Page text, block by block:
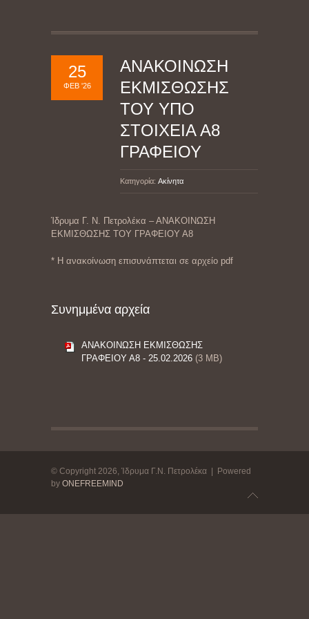
25
ΦΕΒ '26
ΑΝΑΚΟΙΝΩΣΗ
ΕΚΜΙΣΘΩΣΗΣ
ΤΟΥ ΥΠΟ
ΣΤΟΙΧΕΙΑ Α8
ΓΡΑΦΕΙΟΥ
Κατηγορία: Ακίνητα
Ίδρυμα Γ. Ν. Πετρολέκα – ΑΝΑΚΟΙΝΩΣΗ
ΕΚΜΙΣΘΩΣΗΣ ΤΟΥ ΓΡΑΦΕΙΟΥ Α8
* Η ανακοίνωση επισυνάπτεται σε αρχείο pdf
Συνημμένα αρχεία
ΑΝΑΚΟΙΝΩΣΗ ΕΚΜΙΣΘΩΣΗΣ
ΓΡΑΦΕΙΟΥ Α8 - 25.02.2026 (3 MB)
© Copyright 2026, Ίδρυμα Γ.Ν. Πετρολέκα | Powered
by ONEFREEMIND